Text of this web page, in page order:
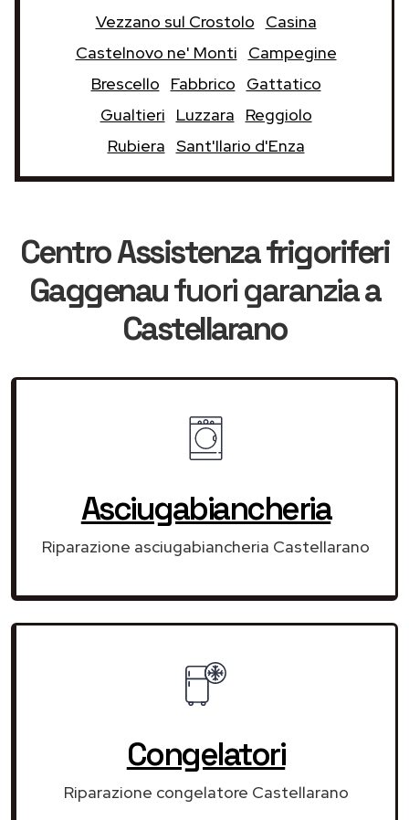
Vezzano sul Crostolo
Casina
Castelnovo ne' Monti
Campegine
Brescello
Fabbrico
Gattatico
Gualtieri
Luzzara
Reggiolo
Rubiera Sant'Ilario d'Enza
Centro Assistenza frigoriferi
Gaggenaufuori garanziaa
Castellarano
Asciugabiancheria
Riparazione asciugabiancheria Castellarano
Congelatori
Riparazione congelatore Castellarano